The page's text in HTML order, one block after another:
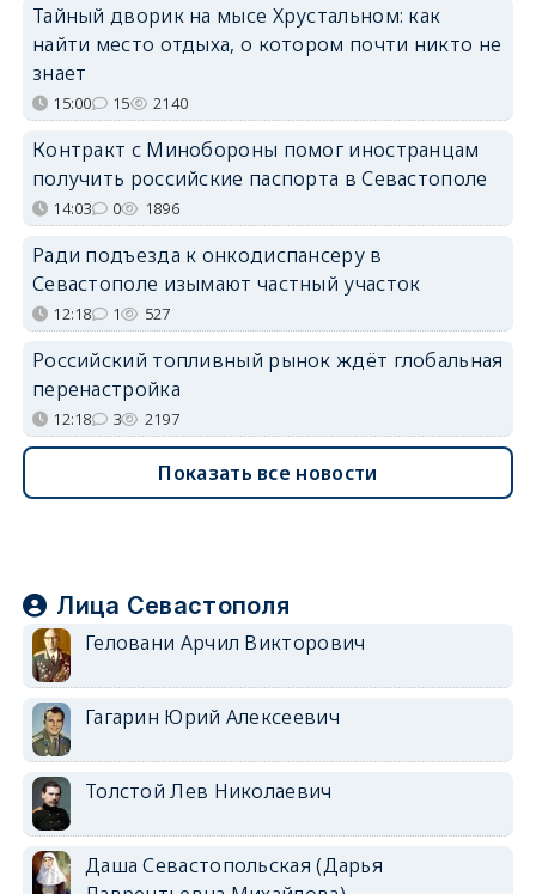
Тайный дворик на мысе Хрустальном: как
найти место отдыха, о котором почти никто не
знает
15:00 15 2140
Контракт с Минобороны помог иностранцам
получить российские паспорта в Севастополе
14:03 0 1896
Ради подъезда к онкодиспансеру в
Севастополе изымают частный участок
12:18 1 527
Российский топливный рынок ждёт глобальная
перенастройка
12:18 3 2197
Показать все новости
Лица Севастополя
Геловани Арчил Викторович
Гагарин Юрий Алексеевич
Толстой Лев Николаевич
Даша Севастопольская (Дарья